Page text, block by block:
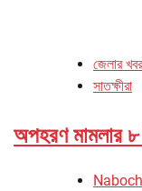
জেলার খবর
সাতক্ষীরা
অপহরণ মামলার ৮